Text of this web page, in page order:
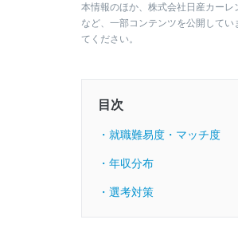
本情報のほか、株式会社日産カー
など、一部コンテンツを公開して
てください。
目次
・就職難易度・マッチ度
・年収分布
・選考対策